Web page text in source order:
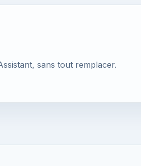
sans tout remplacer.